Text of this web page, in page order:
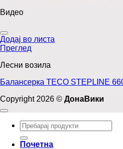
Видео
Додај во листа
Преглед
Лесни возила
Балансерка TECO STEPLINE
Copyright 2026 © ДонаВики
Барај
за:
Почетна